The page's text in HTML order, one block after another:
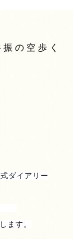
の空歩く
ダイアリー
ます。